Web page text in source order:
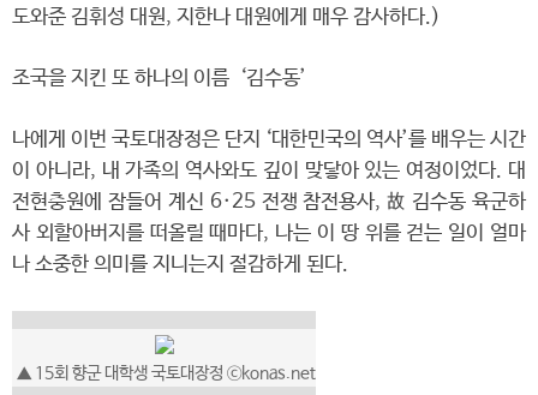
도와준 김휘성 대원, 지한나 대원에게 매우 감사하다.)
조국을 지킨 또 하나의 이름 ‘김수동’
나에게 이번 국토대장정은 단지 ‘대한민국의 역사’를 배우는 시간
이 아니라, 내 가족의 역사와도 깊이 맞닿아 있는 여정이었다. 대
전현충원에 잠들어 계신 6·25 전쟁 참전용사, 故 김수동 육군하
사 외할아버지를 떠올릴 때마다, 나는 이 땅 위를 걷는 일이 얼마
나 소중한 의미를 지니는지 절감하게 된다.
▲ 15회 향군 대학생 국토대장정 ⓒkonas.net